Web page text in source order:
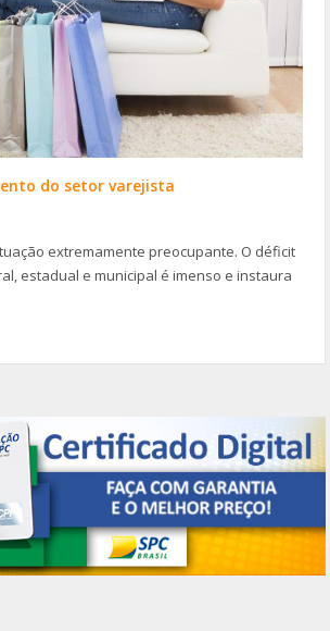
do setor varejista
extremamente preocupante. O déficit
estadual e municipal é imenso e instaura